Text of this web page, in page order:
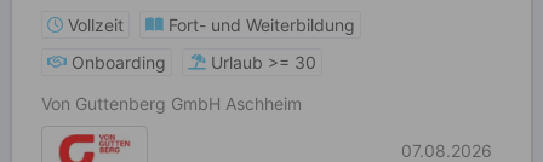
Vollzeit
Fort- und Weiterbildung
Onboarding
Urlaub >= 30
Von Guttenberg GmbH Aschheim
07.08.2026